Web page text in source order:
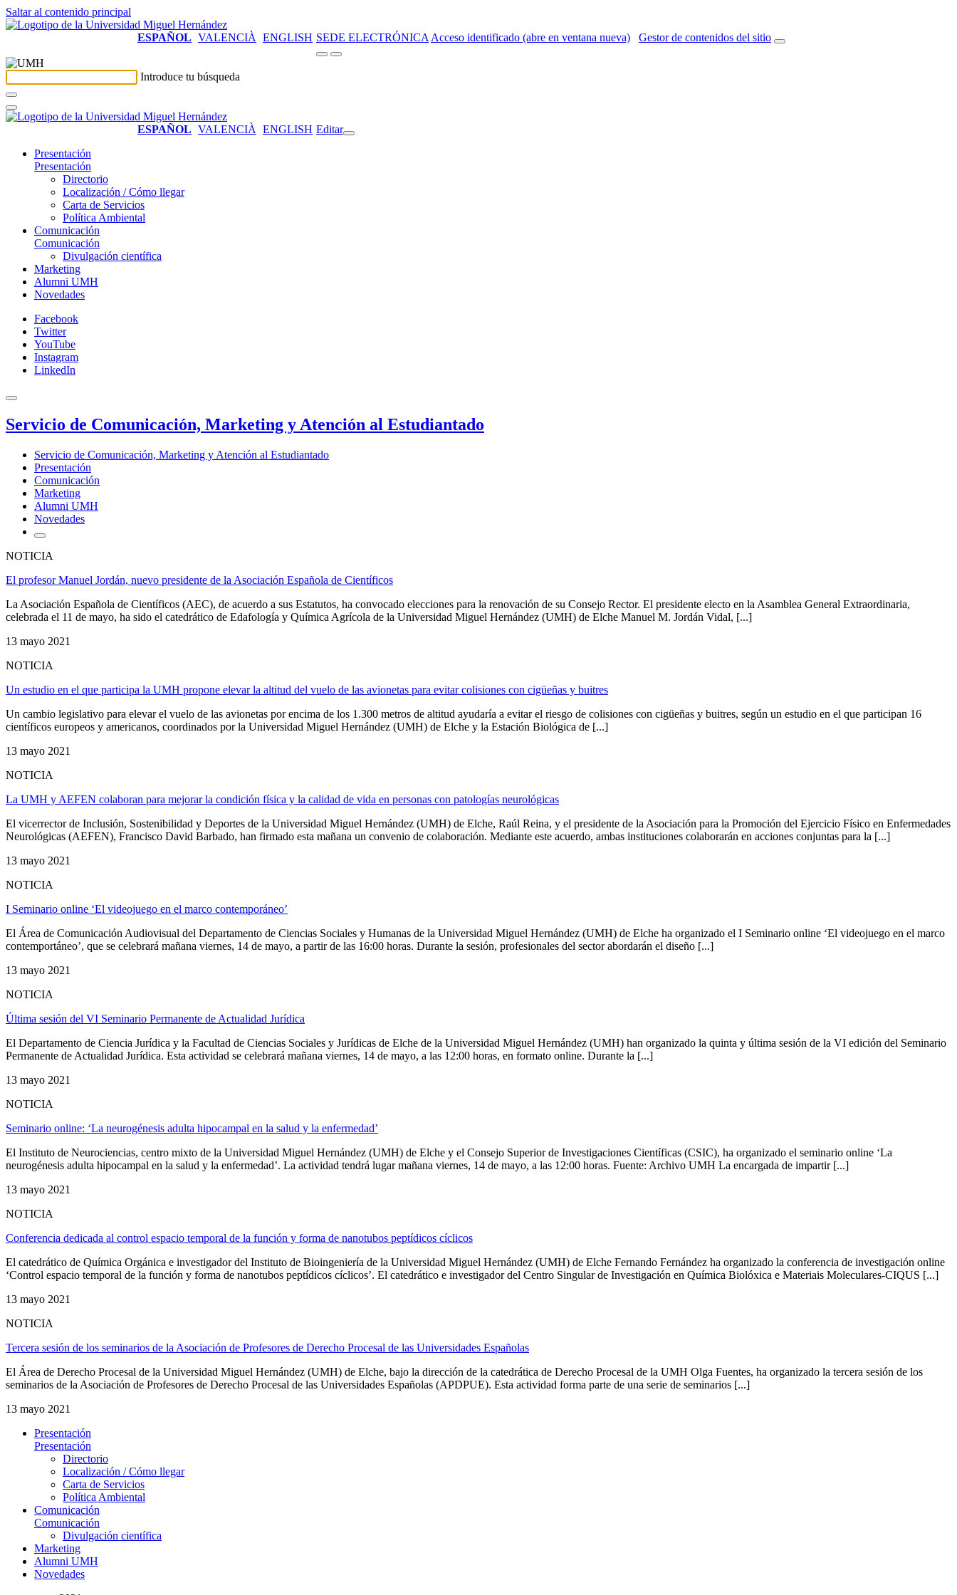
Saltar al contenido principal
ESPAÑOL VALENCIÀ ENGLISH SEDE ELECTRÓNICA Acceso identificado (abre en ventana nueva) Gestor de contenidos del sitio
Introduce tu búsqueda
ESPAÑOL VALENCIÀ ENGLISH Editar
Presentación
Presentación
Directorio
Localización / Cómo llegar
Carta de Servicios
Política Ambiental
Comunicación
Comunicación
Divulgación científica
Marketing
Alumni UMH
Novedades
Facebook
Twitter
YouTube
Instagram
LinkedIn
Servicio de Comunicación, Marketing y Atención al Estudiantado
Servicio de Comunicación, Marketing y Atención al Estudiantado
Presentación
Comunicación
Marketing
Alumni UMH
Novedades
NOTICIA
El profesor Manuel Jordán, nuevo presidente de la Asociación Española de Científicos
La Asociación Española de Científicos (AEC), de acuerdo a sus Estatutos, ha convocado elecciones para la renovación de su Consejo Rector. El presidente electo en la Asamblea General Extraordinaria,
celebrada el 11 de mayo, ha sido el catedrático de Edafología y Química Agrícola de la Universidad Miguel Hernández (UMH) de Elche Manuel M. Jordán Vidal, [...]
13 mayo 2021
NOTICIA
Un estudio en el que participa la UMH propone elevar la altitud del vuelo de las avionetas para evitar colisiones con cigüeñas y buitres
Un cambio legislativo para elevar el vuelo de las avionetas por encima de los 1.300 metros de altitud ayudaría a evitar el riesgo de colisiones con cigüeñas y buitres, según un estudio en el que participan 16
científicos europeos y americanos, coordinados por la Universidad Miguel Hernández (UMH) de Elche y la Estación Biológica de [...]
13 mayo 2021
NOTICIA
La UMH y AEFEN colaboran para mejorar la condición física y la calidad de vida en personas con patologías neurológicas
El vicerrector de Inclusión, Sostenibilidad y Deportes de la Universidad Miguel Hernández (UMH) de Elche, Raúl Reina, y el presidente de la Asociación para la Promoción del Ejercicio Físico en Enfermedades
Neurológicas (AEFEN), Francisco David Barbado, han firmado esta mañana un convenio de colaboración. Mediante este acuerdo, ambas instituciones colaborarán en acciones conjuntas para la [...]
13 mayo 2021
NOTICIA
I Seminario online ‘El videojuego en el marco contemporáneo’
El Área de Comunicación Audiovisual del Departamento de Ciencias Sociales y Humanas de la Universidad Miguel Hernández (UMH) de Elche ha organizado el I Seminario online ‘El videojuego en el marco
contemportáneo’, que se celebrará mañana viernes, 14 de mayo, a partir de las 16:00 horas. Durante la sesión, profesionales del sector abordarán el diseño [...]
13 mayo 2021
NOTICIA
Última sesión del VI Seminario Permanente de Actualidad Jurídica
El Departamento de Ciencia Jurídica y la Facultad de Ciencias Sociales y Jurídicas de Elche de la Universidad Miguel Hernández (UMH) han organizado la quinta y última sesión de la VI edición del Seminario
Permanente de Actualidad Jurídica. Esta actividad se celebrará mañana viernes, 14 de mayo, a las 12:00 horas, en formato online. Durante la [...]
13 mayo 2021
NOTICIA
Seminario online: ‘La neurogénesis adulta hipocampal en la salud y la enfermedad’
El Instituto de Neurociencias, centro mixto de la Universidad Miguel Hernández (UMH) de Elche y el Consejo Superior de Investigaciones Científicas (CSIC), ha organizado el seminario online ‘La
neurogénesis adulta hipocampal en la salud y la enfermedad’. La actividad tendrá lugar mañana viernes, 14 de mayo, a las 12:00 horas. Fuente: Archivo UMH La encargada de impartir [...]
13 mayo 2021
NOTICIA
Conferencia dedicada al control espacio temporal de la función y forma de nanotubos peptídicos cíclicos
El catedrático de Química Orgánica e investigador del Instituto de Bioingeniería de la Universidad Miguel Hernández (UMH) de Elche Fernando Fernández ha organizado la conferencia de investigación online
‘Control espacio temporal de la función y forma de nanotubos peptídicos cíclicos’. El catedrático e investigador del Centro Singular de Investigación en Química Biolóxica e Materiais Moleculares-CIQUS [...]
13 mayo 2021
NOTICIA
Tercera sesión de los seminarios de la Asociación de Profesores de Derecho Procesal de las Universidades Españolas
El Área de Derecho Procesal de la Universidad Miguel Hernández (UMH) de Elche, bajo la dirección de la catedrática de Derecho Procesal de la UMH Olga Fuentes, ha organizado la tercera sesión de los
seminarios de la Asociación de Profesores de Derecho Procesal de las Universidades Españolas (APDPUE). Esta actividad forma parte de una serie de seminarios [...]
13 mayo 2021
Presentación
Presentación
Directorio
Localización / Cómo llegar
Carta de Servicios
Política Ambiental
Comunicación
Comunicación
Divulgación científica
Marketing
Alumni UMH
Novedades